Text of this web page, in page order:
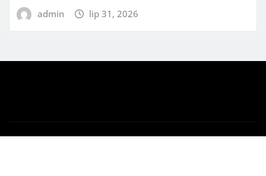
admin lip 31, 2026